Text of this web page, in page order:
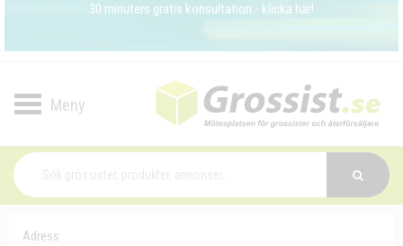
30 minuters gratis konsultation - klicka här!
Toggle
Adress: